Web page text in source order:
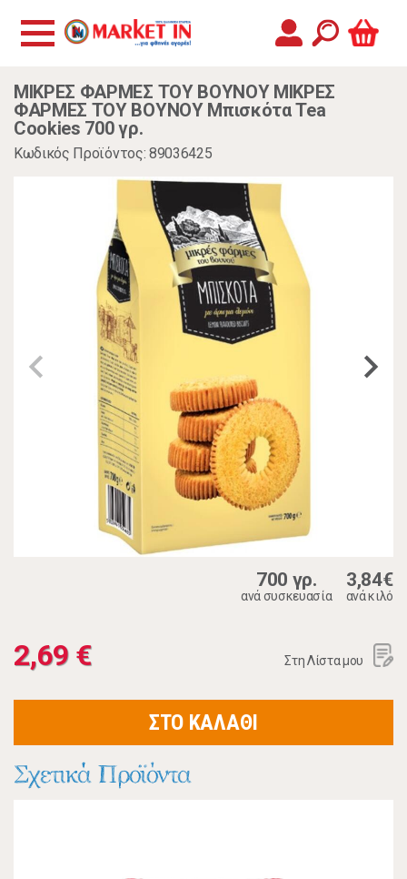
ΜΙΚΡΕΣ ΦΑΡΜΕΣ ΤΟΥ ΒΟΥΝΟΥ ΜΙΚΡΕΣ
ΦΑΡΜΕΣ ΤΟΥ ΒΟΥΝΟΥ Μπισκότα Tea
Cookies 700 γρ.
Κωδικός Προϊόντος: 89036425
700 γρ.
ανά συσκευασία
3,84€
ανά κιλό
2,69 € Στη Λίστα μου
ΣΤΟ ΚΑΛΑΘΙ
Σχετικά Προϊόντα